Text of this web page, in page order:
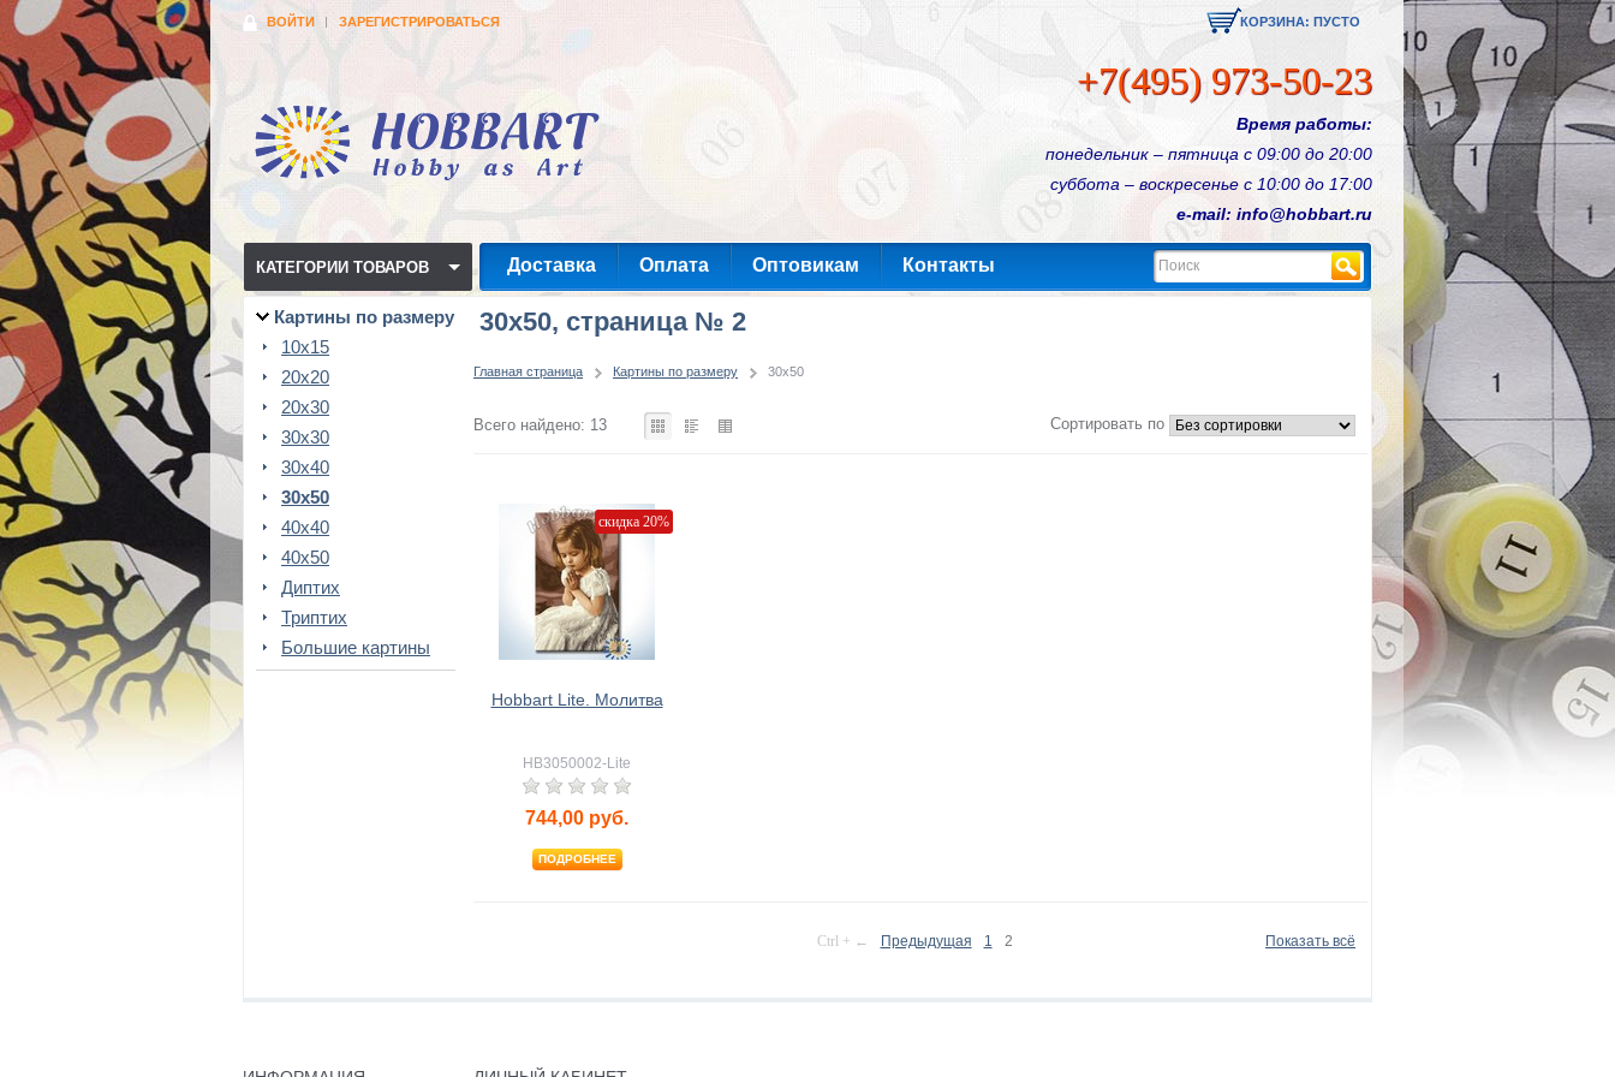
ВОЙТИ ЗАРЕГИСТРИРОВАТЬСЯ КОРЗИНА: ПУСТО
+7(495) 973-50-23
Время работы:
понедельник – пятница с 09:00 до 20:00
суббота – воскресенье с 10:00 до 17:00
e-mail: info@hobbart.ru
КАТЕГОРИИ ТОВАРОВ Доставка Оплата Оптовикам Контакты Найти
Картины по размеру
10x15
20x20
20x30
30x30
30x40
30x50
40x40
40x50
Диптих
Триптих
Большие картины
30x50, страница № 2
Главная страница Картины по размеру 30x50
Всего найдено: 13 Сортировать по
скидка 20%
Hobbart Lite. Молитва
HB3050002-Lite
744,00 руб.
ПОДРОБНЕЕ
Ctrl + ← Предыдущая 1 2 Показать всё